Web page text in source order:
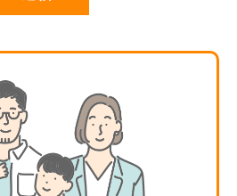
広告主，広告配信先などを含みま
用する目的)
用する目的は，以下のとおりで
のため
せに回答するため(本人確認を行う